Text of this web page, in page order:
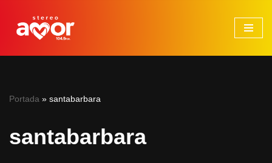
Saltar
Portada » santabarbara
santabarbara